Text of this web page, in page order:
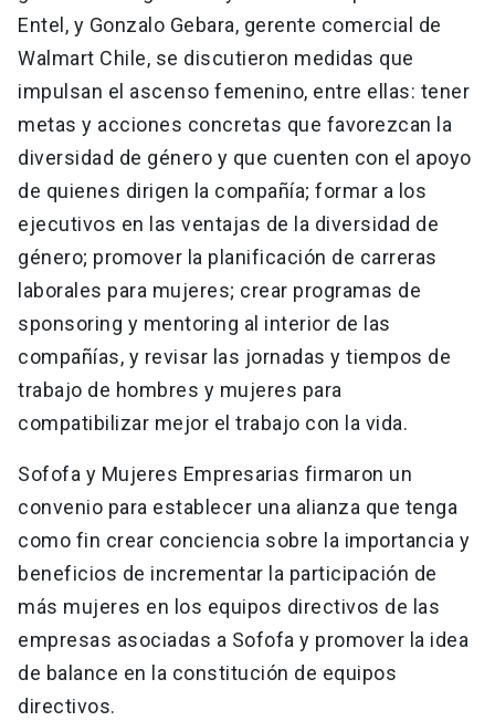
Entel, y Gonzalo Gebara, gerente comercial de
Walmart Chile, se discutieron medidas que
impulsan el ascenso femenino, entre ellas: tener
metas y acciones concretas que favorezcan la
diversidad de género y que cuenten con el apoyo
de quienes dirigen la compañía; formar a los
ejecutivos en las ventajas de la diversidad de
género; promover la planificación de carreras
laborales para mujeres; crear programas de
sponsoring y mentoring al interior de las
compañías, y revisar las jornadas y tiempos de
trabajo de hombres y mujeres para
compatibilizar mejor el trabajo con la vida.
Sofofa y Mujeres Empresarias firmaron un
convenio para establecer una alianza que tenga
como fin crear conciencia sobre la importancia y
beneficios de incrementar la participación de
más mujeres en los equipos directivos de las
empresas asociadas a Sofofa y promover la idea
de balance en la constitución de equipos
directivos.